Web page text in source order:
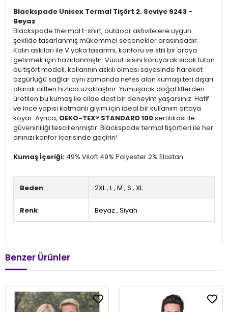
Blackspade Unisex Termal Tişört 2. Seviye 9243 -
Beyaz
Blackspade thermal t-shirt, outdoor aktivitelere uygun
şekilde tasarlanmış mükemmel seçenekler arasındadır.
Kalın askıları ile V yaka tasarımı, konforu ve stili bir araya
getirmek için hazırlanmıştır. Vücut ısısını koruyarak sıcak tutan
bu tişört modeli, kollarının askılı olması sayesinde hareket
özgürlüğü sağlar aynı zamanda nefes alan kumaşı teri dışarı
atarak ciltten hızlıca uzaklaştırır. Yumuşacık doğal liflerden
üretilen bu kumaş ile cilde dost bir deneyim yaşarsınız. Hafif
ve ince yapısı katmanlı giyim için ideal bir kullanım ortaya
koyar. Ayrıca, OEKO-TEX® STANDARD 100sertifikası ile
güvenirliliği tescillenmiştir. Blackspade termal tişörtleri ile her
anınızı konfor içerisinde geçirin!
Kumaş İçeriği: 49% Viloft 49% Polyester 2% Elastan
Beden 2XL, L, M , S , XL
Renk Beyaz , Siyah
Benzer Ürünler